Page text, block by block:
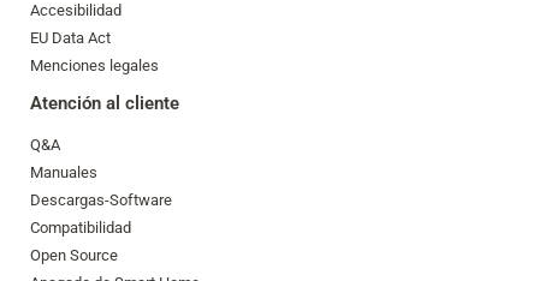
Accesibilidad
EU Data Act
Menciones legales
Atención al cliente
Q&A
Manuales
Descargas-Software
Compatibilidad
Open Source